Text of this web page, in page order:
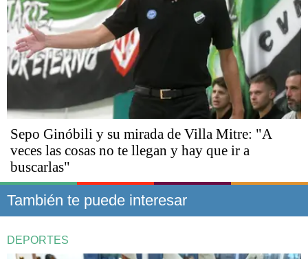
Sepo Ginóbili y su mirada de Villa Mitre: "A
veces las cosas no te llegan y hay que ir a
buscarlas"
También te puede interesar
DEPORTES